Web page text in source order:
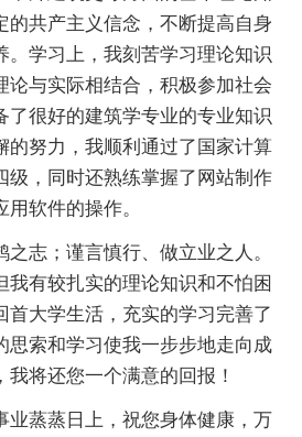
的共产主义信念，不断提高自身
。学习上，我刻苦学习理论知识
论与实际相结合，积极参加社会
了很好的建筑学专业的专业知识
的努力，我顺利通过了国家计算
级，同时还熟练掌握了网站制作
软件的操作。
志；谨言慎行、做立业之人。
我有较扎实的理论知识和不怕困
首大学生活，充实的学习完善了
思索和学习使我一步步地走向成
将还您一个满意的回报！
业蒸蒸日上，祝您身体健康，万